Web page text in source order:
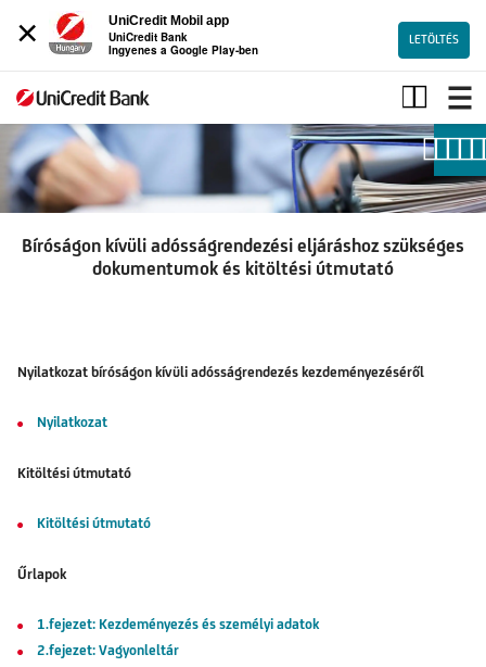
×
UniCredit Mobil app
UniCredit Bank
Ingyenes a Google Play-ben
LETÖLTÉS
Bíróságon
kívüli
adósságrendezési
eljáráshoz
szükséges
dokumentumok
kitöltési
útmutató
Bíróságon kívüli adósságrendezési eljáráshoz szükséges
dokumentumok és kitöltési útmutató
Nyilatkozat bíróságon kívüli adósságrendezés kezdeményezéséről
Nyilatkozat
Kitöltési útmutató
Kitöltési útmutató
Űrlapok
1.fejezet: Kezdeményezés és személyi adatok
2.fejezet: Vagyonleltár